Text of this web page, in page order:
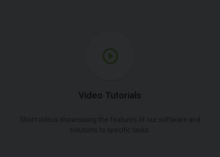
Video Tutorials